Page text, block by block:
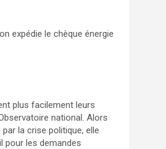
expédie le chèque énergie
plus facilement leurs
national. Alors
la crise politique, elle
pour les demandes